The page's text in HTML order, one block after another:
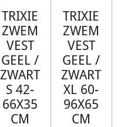
TRIXIE
ZWEM
VEST
GEEL /
ZWART
S 42-
66X35
CM
TRIXIE
ZWEM
VEST
GEEL /
ZWART
XL 60-
96X65
CM